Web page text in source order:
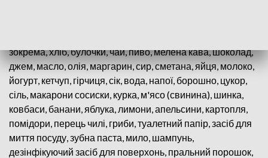
зокрема, хліб, булочки, чай, пиво, мелена кава, шоколад,
джем, масло, олія, маргарин, сир, сметана, яйця, молоко,
йогурт, кетчуп, гірчиця, сік, вода, напої, борошно, цукор,
сіль, макарони сосиски, курка, м'ясо (свинина), шинка,
ковбаси, банани, яблука, лимони, апельсини, картопля,
помідори, перець чилі, гриби, туалетний папір, засіб для
миття посуду, зубна паста, мило, шампунь,
дезінфікуючий засіб для поверхонь, пральний порошок,